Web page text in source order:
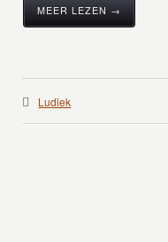
MEER LEZEN →
Ludiek